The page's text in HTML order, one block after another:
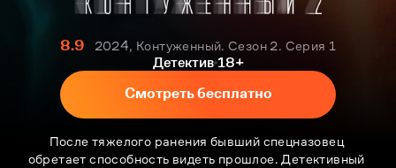
8.9
2024, Контуженный. Сезон 2. Серия 1
Детектив 18+
После тяжелого ранения бывший спецназовец
обретает способность видеть прошлое. Детективный
Смотреть бесплатно